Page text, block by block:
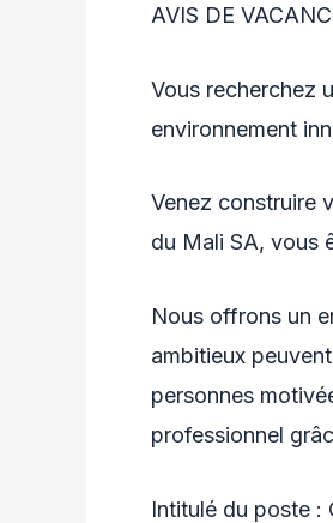
AVIS DE
Vous recherchez
environnement
Venez construire
du Mali SA, vous
Nous offrons un
ambitieux
personnes
professionnel
Intitulé du poste :